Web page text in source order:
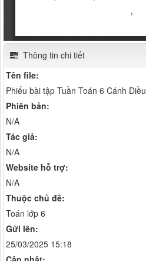
Thông tin chi tiết
Tên file:
Phiếu bài tập Tuần Toán 6 Cánh Diều
Phiên bản:
N/A
Tác giả:
N/A
Website hỗ trợ:
N/A
Thuộc chủ đề:
Toán lớp 6
Gửi lên:
25/03/2025 15:18